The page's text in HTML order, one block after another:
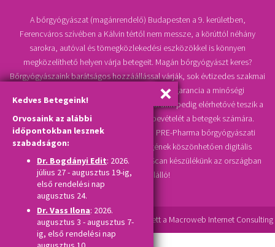
Kedves Betegeink!
Orvosaink az alábbi
időpontokban lesznek
szabadságon:
Dr. Bogdányi Edit: 2026.
július 27 - augusztus 19-ig,
első rendelési nap
augusztus 24.
Dr. Vass Ilona: 2026.
augusztus 3 - augusztus 7-
ig, első rendelési nap
A bőrgyógyászat (magánrendelő) Budapesten a 9. kerületben,
Ferencváros szívében a Kálvin tértől nem messze, a körúttól néhány
sarokra, autóval és tömegközlekedési eszközökkel is könnyen
megközelíthető helyen várja betegeit. Magán bőrgyógyászt keres?
Bőrgyógyászaink barátságos hozzáállással várják, sok évtizedes szakmai
múlttal, tapasztalattal rendelkeznek, ami garancia a minőségi
bőrgyógyászati szolgáltatásra, kedvező áraink pedig elérhetővé teszik a
bőrgyógyászati magánrendelés igénybevételét a betegek számára.
Melanoma, bőrrák, anyajegy szűrése a PRE-Pharma bőrgyógyászati
klinika korszerű műszaki felszereltségének köszönhetően digitális
videodermatoszkóppal történik, TrichoScan készülékünk az országban
szinte egyedülálló!
alapú honlap készítésében részt vett a Macroweb Internet Consulting